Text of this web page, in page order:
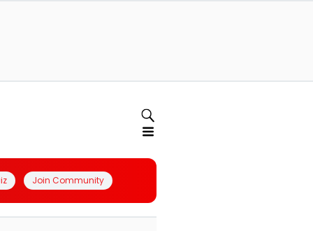
Join Community